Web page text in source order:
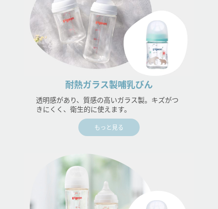
耐熱ガラス製哺乳びん
透明感があり、質感の高いガラス製。キズがつ
きにくく、衛生的に使えます。
もっと見る